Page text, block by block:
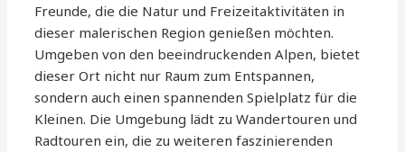
Freunde, die die Natur und Freizeitaktivitäten in
dieser malerischen Region genießen möchten.
Umgeben von den beeindruckenden Alpen, bietet
dieser Ort nicht nur Raum zum Entspannen,
sondern auch einen spannenden Spielplatz für die
Kleinen. Die Umgebung lädt zu Wandertouren und
Radtouren ein, die zu weiteren faszinierenden